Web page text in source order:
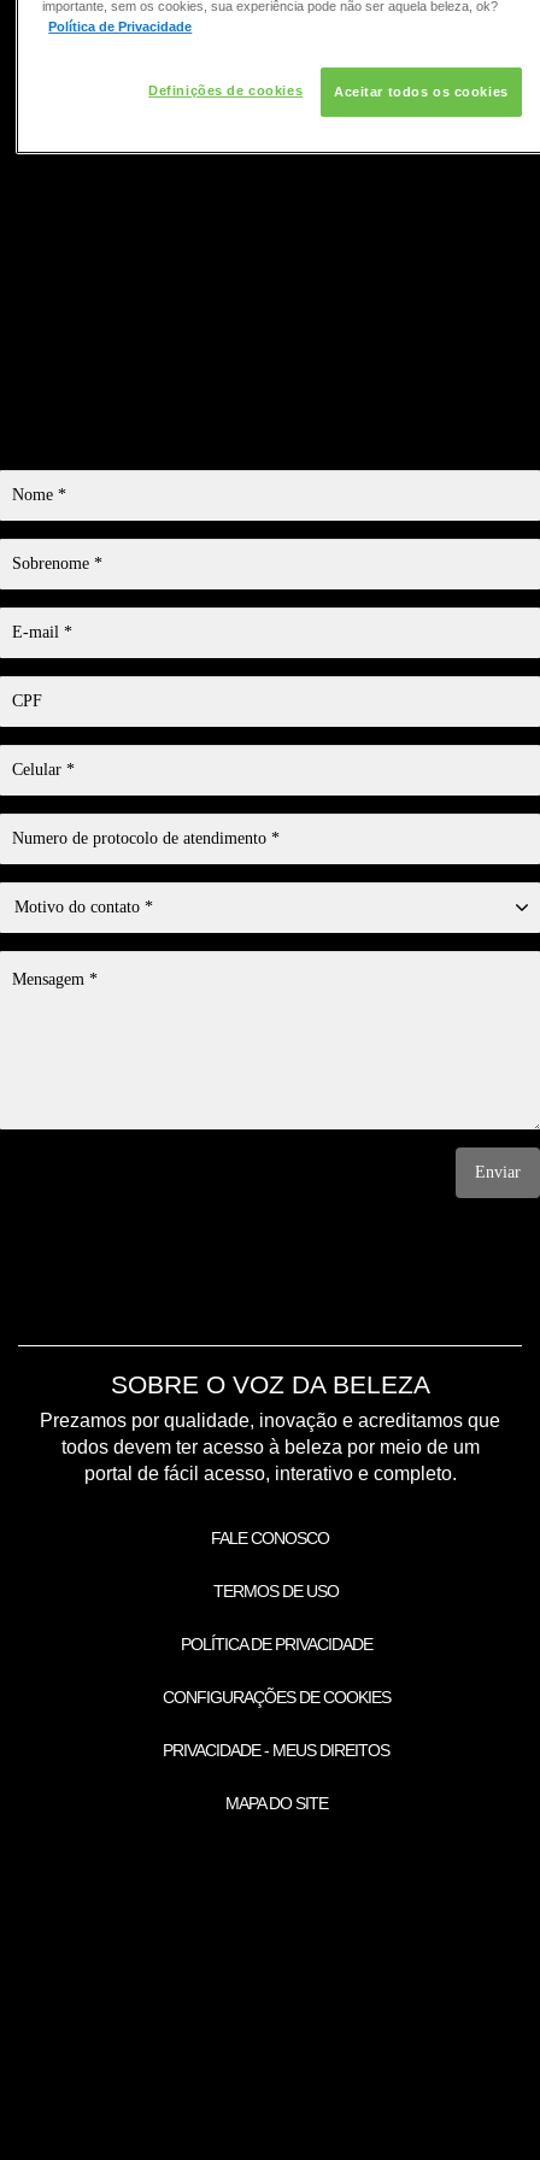
COLORAÇÃO
CONSULTORIA DE PRODUTOS REDKEN
Enviar
SOBRE O VOZ DA BELEZA
Prezamos por qualidade, inovação e acreditamos que
todos devem ter acesso à beleza por meio de um
portal de fácil acesso, interativo e completo.
FALE CONOSCO
TERMOS DE USO
POLÍTICA DE PRIVACIDADE
CONFIGURAÇÕES DE COOKIES
PRIVACIDADE - MEUS DIREITOS
MAPA DO SITE
importante, sem os cookies, sua experiência pode não ser aquela beleza, ok?
Política de Privacidade
Definições de cookies Aceitar todos os cookies